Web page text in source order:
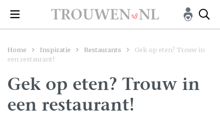
Home Inspiratie Restaurants
Gek op eten? Trouw in
een restaurant!
Gek op eten? Trouw in
een restaurant!